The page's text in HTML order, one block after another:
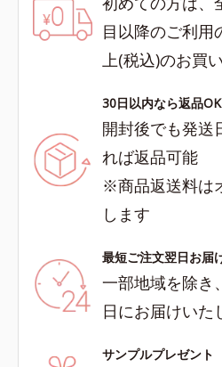
目以降のご利用
上(税込)のお買
30日以内なら返品OK
開封後でも発送
れば返品可能
※商品返送料は
します
最短ご注文翌日お届
一部地域を除き
日にお届けいた
サンプルプレゼント